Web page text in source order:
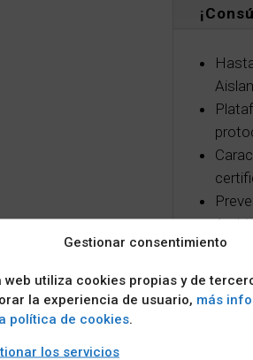
Gestionar consentimiento
web utiliza cookies propias y de
la experiencia de usuario, más
política de cookies.
los servicios